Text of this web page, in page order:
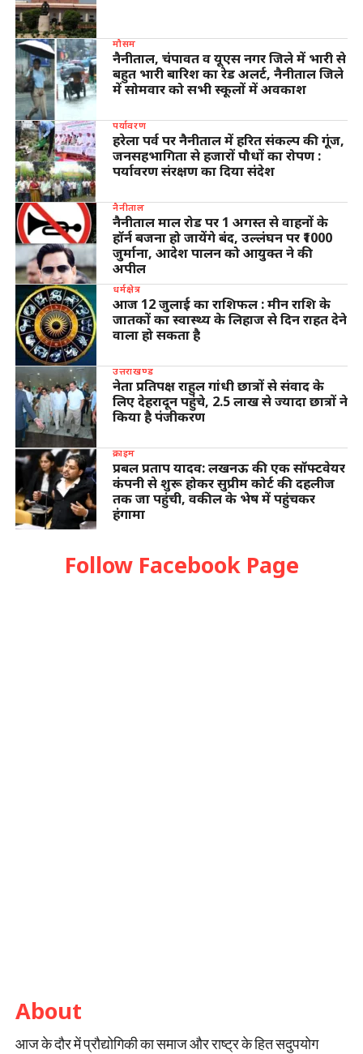
मौसम
नैनीताल, चंपावत व यूएस नगर जिले में भारी से
बहुत भारी बारिश का रेड अलर्ट, नैनीताल जिले
में सोमवार को सभी स्कूलों में अवकाश
पर्यावरण
हरेला पर्व पर नैनीताल में हरित संकल्प की गूंज,
जनसहभागिता से हजारों पौधों का रोपण :
पर्यावरण संरक्षण का दिया संदेश
नैनीताल
नैनीताल माल रोड पर 1 अगस्त से वाहनों के
हॉर्न बजना हो जायेंगे बंद, उल्लंघन पर ₹1000
जुर्माना, आदेश पालन को आयुक्त ने की
अपील
धर्मक्षेत्र
आज 12 जुलाई का राशिफल : मीन राशि के
जातकों का स्वास्थ्य के लिहाज से दिन राहत देने
वाला हो सकता है
उत्तराखण्ड
नेता प्रतिपक्ष राहुल गांधी छात्रों से संवाद के
लिए देहरादून पहुंचे, 2.5 लाख से ज्यादा छात्रों ने
किया है पंजीकरण
क्राइम
प्रबल प्रताप यादव: लखनऊ की एक सॉफ्टवेयर
कंपनी से शुरू होकर सुप्रीम कोर्ट की दहलीज
तक जा पहुंची, वकील के भेष में पहुंचकर
हंगामा
Follow Facebook Page
About
आज के दौर में प्रौद्योगिकी का समाज और राष्ट्र के हित सदुपयोग